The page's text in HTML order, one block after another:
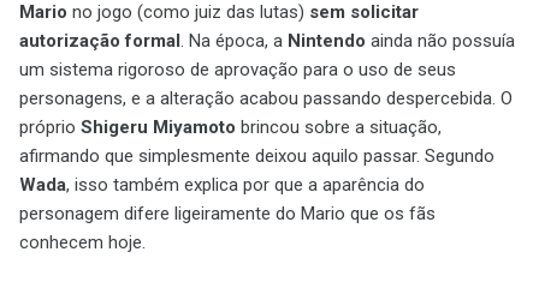
Mario no jogo (como juiz das lutas) sem solicitar
autorização formal. Na época, a Nintendo ainda não possuía
um sistema rigoroso de aprovação para o uso de seus
personagens, e a alteração acabou passando despercebida. O
próprio Shigeru Miyamoto brincou sobre a situação,
afirmando que simplesmente deixou aquilo passar. Segundo
Wada, isso também explica por que a aparência do
personagem difere ligeiramente do Mario que os fãs
conhecem hoje.